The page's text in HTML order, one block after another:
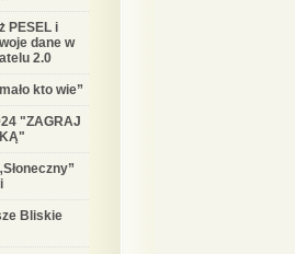
PESEL i
dane w
2.0
kto wie”
"ZAGRAJ
Bliskie